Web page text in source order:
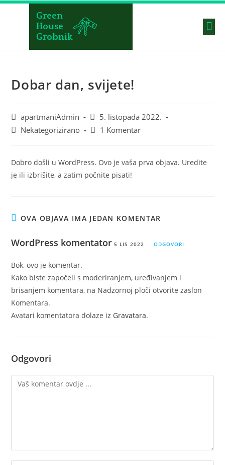
Green
House
Grobnik
Dobar dan, svijete!
apartmaniAdmin
5. listopada 2022.
Nekategorizirano
1 Komentar
Dobro došli u WordPress. Ovo je vaša prva objava. Uredite
je ili izbrišite, a zatim počnite pisati!
OVA OBJAVA IMA JEDAN KOMENTAR
WordPress komentator 5 LIS 2022 ODGOVORI
Bok, ovo je komentar.
Kako biste započeli s moderiranjem, uređivanjem i
brisanjem komentara, na Nadzornoj ploči otvorite zaslon
Komentara.
Avatari komentatora dolaze iz Gravatara.
Odgovori